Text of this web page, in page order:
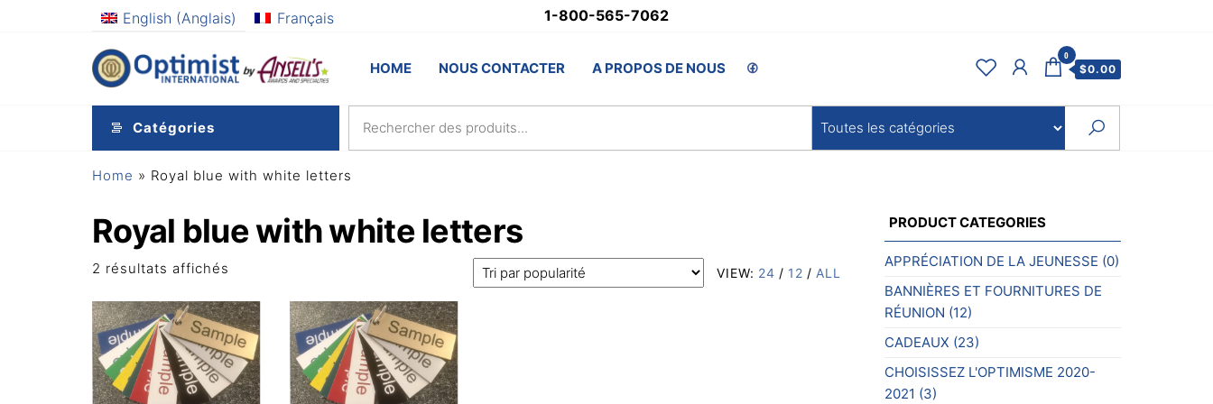
English (Anglais) Français 1-800-565-7062
OptimistSupply.ca
by
AnsellsAwards.com
and
HOME NOUS CONTACTER A PROPOS DE NOUS
0
$0.00
Catégories
Home » Royal blue with white letters
Royal blue with white letters
VIEW: 24 / 12 / ALL
2 résultats affichés
popularité
PRODUCT CATEGORIES
APPRÉCIATION DE LA JEUNESSE (0)
BANNIÈRES ET FOURNITURES DE
RÉUNION (12)
CADEAUX (23)
CHOISISSEZ L'OPTIMISME 2020-
2021 (3)